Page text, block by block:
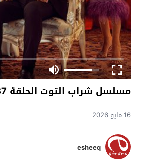
مسلسل شراب التوت الحلقة 137 مترجم
16 مايو 2026
esheeq